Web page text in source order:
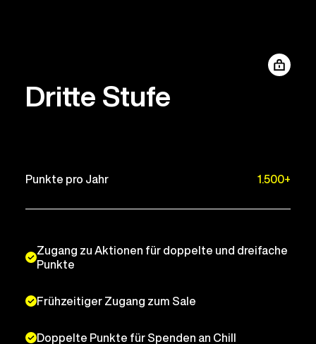
Dritte Stufe
Punkte pro Jahr 1.500+
Zugang zu Aktionen für doppelte und dreifache
Punkte
Frühzeitiger Zugang zum Sale
Doppelte Punkte für Spenden an Chill